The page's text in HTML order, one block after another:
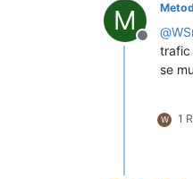
M @
trafic
se
W 1